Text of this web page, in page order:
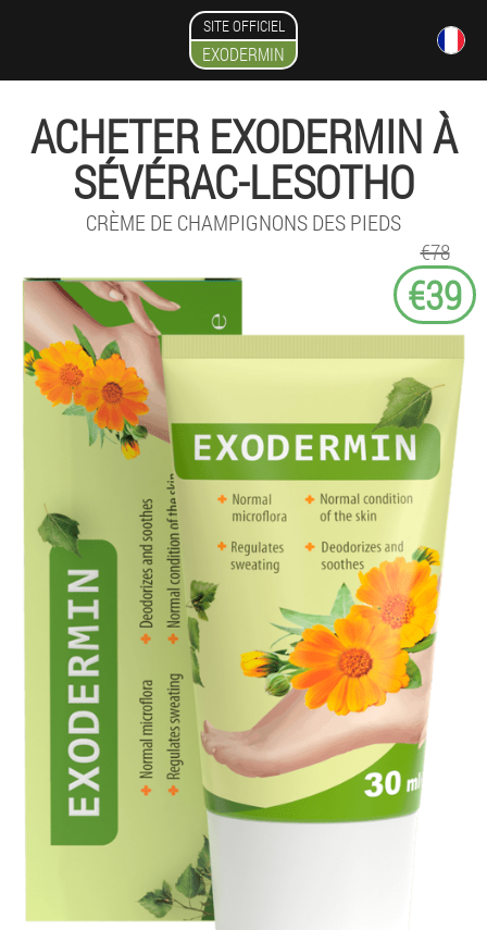
SITE OFFICIEL
EXODERMIN
ACHETER EXODERMIN À
SÉVÉRAC-LESOTHO
CRÈME DE CHAMPIGNONS DES PIEDS
€78
€39